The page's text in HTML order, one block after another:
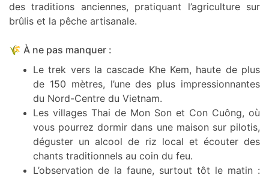
des traditions anciennes, pratiquant l’agriculture sur
brûlis et la pêche artisanale.
🌾 À ne pas manquer :
Le trek vers la cascade Khe Kem, haute de plus
de 150 mètres, l’une des plus impressionnantes
du Nord-Centre du Vietnam.
Les villages Thai de Mon Son et Con Cuông, où
vous pourrez dormir dans une maison sur pilotis,
déguster un alcool de riz local et écouter des
chants traditionnels au coin du feu.
L’observation de la faune, surtout tôt le matin :